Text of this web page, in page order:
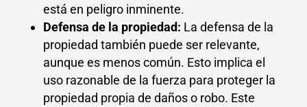
está en peligro inminente.
Defensa de la propiedad: La defensa de la
propiedad también puede ser relevante,
aunque es menos común. Esto implica el
uso razonable de la fuerza para proteger la
propiedad propia de daños o robo. Este